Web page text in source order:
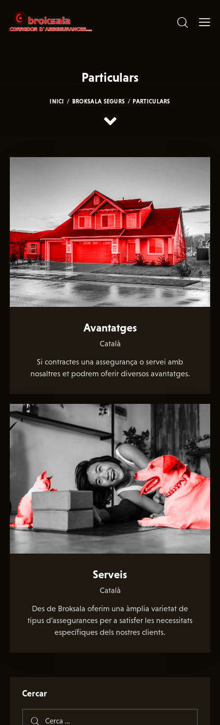
Particulars
INICI BROKSALA SEGURS PARTICULARS
Avantatges
Català
Si contractes una assegurança o servei amb
nosaltres et podrem oferir diversos avantatges.
Serveis
Català
Des de Broksala oferim una àmplia varietat de
tipus d’assegurances per a satisfer les necessitats
específiques dels nostres clients.
Cercar